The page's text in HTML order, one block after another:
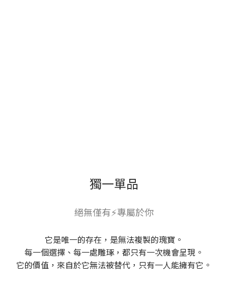
獨一單品
絕無僅有⚡專屬於你
它是唯一的存在，是無法複製的瑰寶。
每一個選擇、每一處雕琢，都只有一次機會呈現。
它的價值，來自於它無法被替代，只有一人能擁有它。